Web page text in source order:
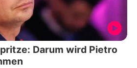
Darum wird Pietro